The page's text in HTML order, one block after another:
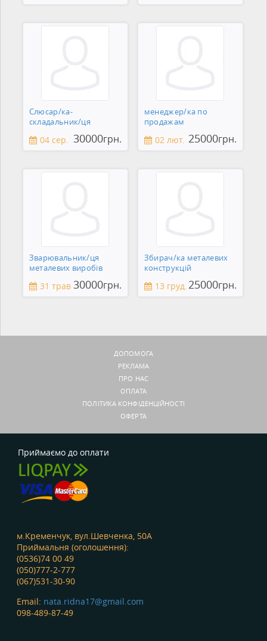
Слюсар/ка-
складальник/ця
04 сер. 30000грн.
менеджер/ка по
продажам
02 лют. 25000грн.
Зварювальник/ця
металевих виробів
31 трав 30000грн.
Збирач/ка металевих
конструкцій
13 груд. 25000грн.
ДОПОМОГА
РЕКЛАМА
ПРО НАС
ОПЛАТА
ПОЛІТИКА КОНФІДЕНЦІЙНОСТІ
ОФЕРТА
Приймаємо до оплати
м.Кременчук, вул.Шевченка, 50А
Приймальня (оголошення):
(0536)74 00 49
(050)777-2-777
(067)531-30-90
Email: nata.ridna17@gmail.com
098-489-87-49